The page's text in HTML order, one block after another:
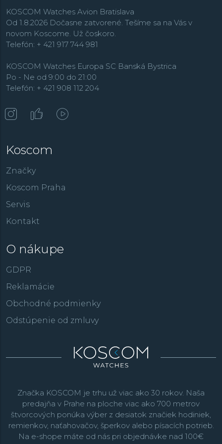
KOSCOM Watches Avion Bratislava
Od 1.8.2026 Dočasne zatvorené. Tešíme sa na Vás v
novom Koscome. Už čoskoro.
Telefón: + 421 917 744 981
KOSCOM Watches Europa SC Banská Bystrica
Po - Ne od 9:00 do 21:00
Telefón: + 421 908 112 204
Koscom
Značky
Koscom Praha
Servis
Kontakt
O nákupe
GDPR
Reklamácie
Obchodné podmienky
Odstúpenie od zmluvy
Značka KOSCOM je trhu už viac ako 30 rokov. Naša
predajňa v Prahe na ploche viac ako 700 metrov
štvorcových ponúka výber z desiatok značiek hodiniek,
remienkov, naťahovačov, šperkov alebo písacích potrieb.
Na e-shope máte od nás pri objednávke nad 100€